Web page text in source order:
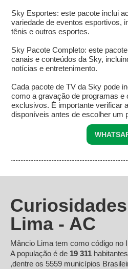
Sky Esportes: este pacote inclui
variedade de eventos esportivos,
tênis e outros esportes.
Sky Pacote Completo: este
canais e conteúdos da Sky,
notícias e entretenimento.
Cada pacote de TV da Sky pode
como a gravação de programas e
exclusivos. É importante verificar
disponíveis antes de escolher um
Lima - AC
Mâncio Lima tem como código no
A população é de 19 311
,dentre os 5559 municípios